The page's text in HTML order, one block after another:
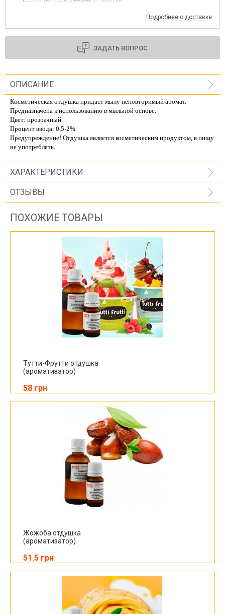
Подробнее о доставке
ЗАДАТЬ ВОПРОС
ОПИСАНИЕ
Косметическая отдушка придаст мылу неповторимый аромат.
Предназначена к использованию в мыльной основе.
Цвет: прозрачный.
Процент ввода: 0,5-2%
Предупреждение! Отдушка является косметическим продуктом, в пищу
не употреблять.
ХАРАКТЕРИСТИКИ
ОТЗЫВЫ
ПОХОЖИЕ ТОВАРЫ
Тутти-Фрутти отдушка
(ароматизатор)
58 грн
Жожоба отдушка
(ароматизатор)
51.5 грн